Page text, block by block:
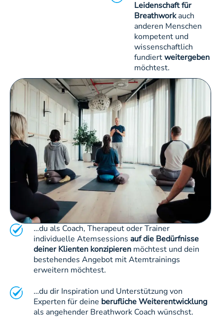
Leidenschaft für
Breathworkauch
anderen Menschen
kompetent und
wissenschaftlich
fundiertweitergeben
möchtest.
…du als Coach, Therapeut oder Trainer
individuelle Atemsessions auf die Bedürfnisse
deiner Klienten konzipierenmöchtest und dein
bestehendes Angebot mit Atemtrainings
erweitern möchtest.
…du dir Inspiration und Unterstützung von
Experten für deine berufliche Weiterentwicklung
als angehender Breathwork Coach wünschst.